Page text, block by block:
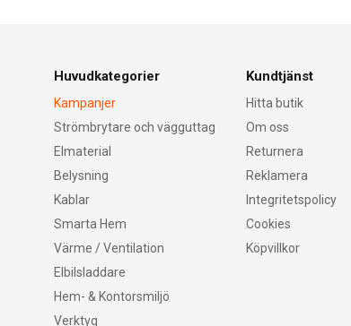
Huvudkategorier
Kampanjer
Strömbrytare och vägguttag
Elmaterial
Belysning
Kablar
Smarta Hem
Värme / Ventilation
Elbilsladdare
Hem- & Kontorsmiljö
Verktyg
Kundtjänst
Hitta butik
Om oss
Returnera
Reklamera
Integritetspolicy
Cookies
Köpvillkor